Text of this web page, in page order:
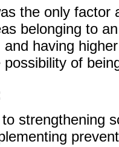
the only factor
belonging to
and having
possibility of
strengthening